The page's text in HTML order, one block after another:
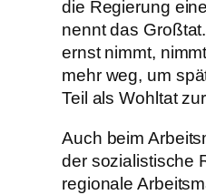
die Regierung
nennt das
ernst nimmt,
mehr weg, um
Teil als Wohltat
Auch beim
der sozialistische
regionale